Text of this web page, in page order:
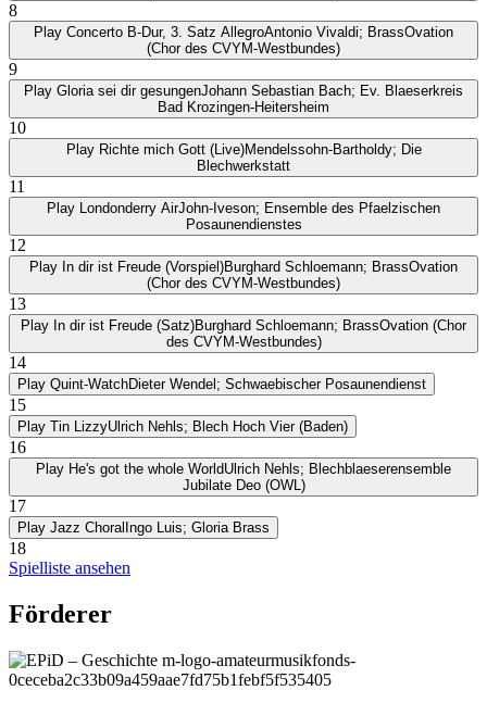
8
Play Concerto B-Dur, 3. Satz AllegroAntonio Vivaldi; BrassOvation
(Chor des CVYM-Westbundes)
9
Play Gloria sei dir gesungenJohann Sebastian Bach; Ev. Blaeserkreis
Bad Krozingen-Heitersheim
10
Play Richte mich Gott (Live)Mendelssohn-Bartholdy; Die
Blechwerkstatt
11
Play Londonderry AirJohn-Iveson; Ensemble des Pfaelzischen
Posaunendienstes
12
Play In dir ist Freude (Vorspiel)Burghard Schloemann; BrassOvation
(Chor des CVYM-Westbundes)
13
Play In dir ist Freude (Satz)Burghard Schloemann; BrassOvation (Chor
des CVYM-Westbundes)
14
Play Quint-WatchDieter Wendel; Schwaebischer Posaunendienst
15
Play Tin LizzyUlrich Nehls; Blech Hoch Vier (Baden)
16
Play He's got the whole WorldUlrich Nehls; Blechblaeserensemble
Jubilate Deo (OWL)
17
Play Jazz Choral Ingo Luis; Gloria Brass
18
Spielliste ansehen
Förderer